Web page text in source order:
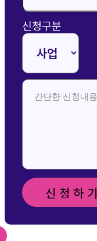
신청구분
신청하기